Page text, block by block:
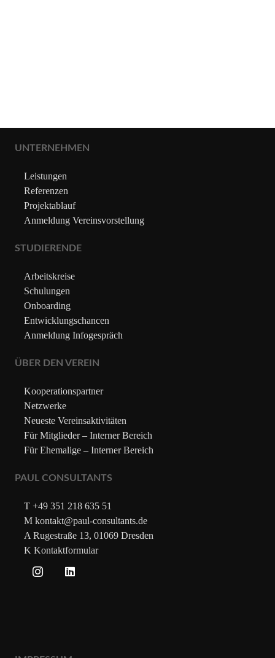
UNTERNEHMEN
Leistungen
Referenzen
Projektablauf
Anmeldung Vereinsvorstellung
STUDIERENDE
Arbeitskreise
Schulungen
Onboarding
Entwicklungschancen
Anmeldung Infogespräch
ÜBER DEN VEREIN
Kooperationspartner
Netzwerke
Neueste Vereinsaktivitäten
Für Mitglieder – Interner Bereich
Für Ehemalige – Interner Bereich
PAUL CONSULTANTS
T +49 351 218 635 51
M kontakt@paul-consultants.de
A Rugestraße 13, 01069 Dresden
K Kontaktformular